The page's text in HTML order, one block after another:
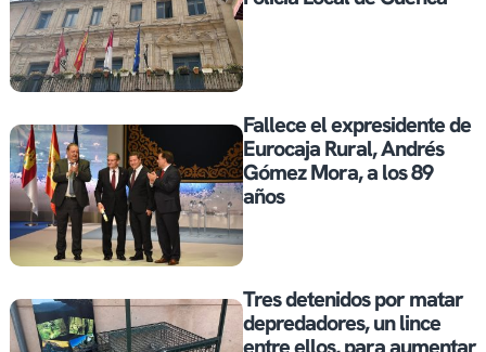
Fallece el expresidente de
Eurocaja Rural, Andrés
Gómez Mora, a los 89
años
Tres detenidos por matar
depredadores, un lince